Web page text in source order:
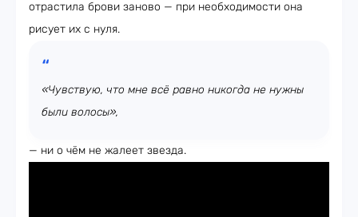
отрастила брови заново — при необходимости она
рисует их с нуля.
«Чувствую, что мне всё равно никогда не нужны
были волосы»,
— ни о чём не жалеет звезда.